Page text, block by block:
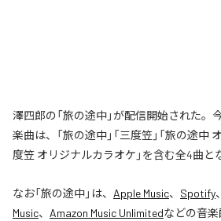
澤四郎の「旅の途中」が配信開始された。
楽曲は、「旅の途中」「三度笠」「旅の途中
度笠 オリジナルカラオケ」を含む全4曲と
なお「旅の途中」は、 Apple Music、 Spotify、
Music、 Amazon Music Unlimitedなどの音